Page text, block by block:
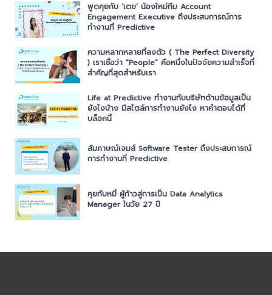
พูดคุยกับ ‘เตย’ น้องใหม่ทีม Account
Engagement Executive ถึงประสบการณ์การ
ทำงานที่ Predictive
ความหลากหลายที่ลงตัว ( The Perfect Diversity
) เราเชื่อว่า “People” คือหนึ่งในปัจจัยความสำเร็จที่
สำคัญที่สุดสำหรับเรา
Life at Predictive ทำงานกับบริษัทด้านข้อมูลเป็น
ยังไงบ้าง มีสไตล์การทำงานยังไง หาคำตอบได้ที่
บล็อคนี้
สัมภาษณ์เจมส์ Software Tester ถึงประสบการณ์
การทำงานที่ Predictive
คุยกับหมี่ ผู้ก้าวสู่การเป็น Data Analytics
Manager ในวัย 27 ปี